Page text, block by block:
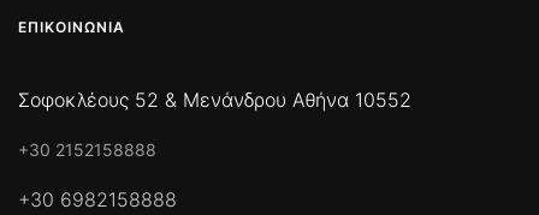
ΕΠΙΚΟΙΝΩΝΊΑ
Σοφοκλέους 52 & Μενάνδρου Αθήνα 10552
+30 2152158888
+30 6982158888